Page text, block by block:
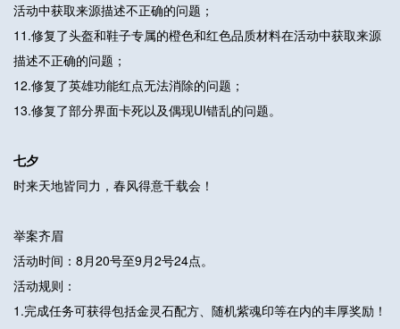
活动中获取来源描述不正确的问题；
11.修复了头盔和鞋子专属的橙色和红色品质材料在活动中获取来源
描述不正确的问题；
12.修复了英雄功能红点无法消除的问题；
13.修复了部分界面卡死以及偶现UI错乱的问题。
七夕
时来天地皆同力，春风得意千载会！
举案齐眉
活动时间：8月20号至9月2号24点。
活动规则：
1.完成任务可获得包括金灵石配方、随机紫魂印等在内的丰厚奖励！